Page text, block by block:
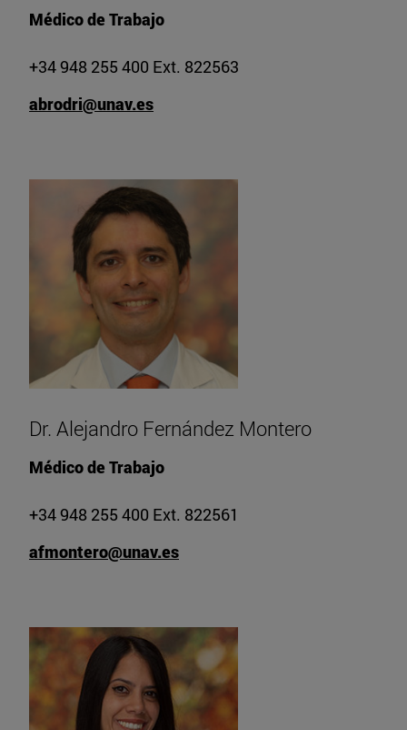
Médico de Trabajo
+34 948 255 400 Ext. 822563
abrodri@unav.es
Dr. Alejandro Fernández Montero
Médico de Trabajo
+34 948 255 400 Ext. 822561
afmontero@unav.es